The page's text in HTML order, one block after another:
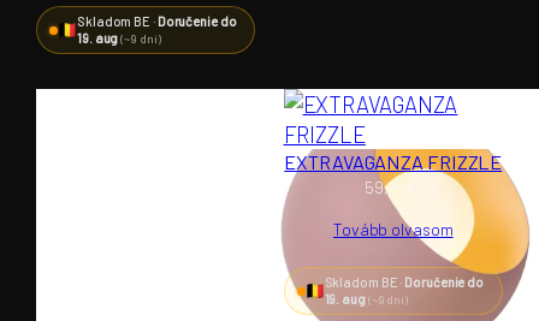
Skladom BE ·Doručenie do
19. aug(~9 dní)
EXTRAVAGANZA FRIZZLE
59,95
Tovább olvasom
Skladom BE · Doručenie do
19. aug(~9 dní)